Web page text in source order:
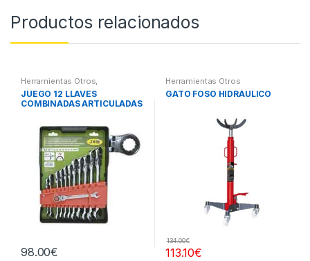
Productos relacionados
Herramientas Otros,
Herramientas De Mano
Herramientas De Mano
JUEGO 12 LLAVES
COMBINADAS ARTICULADAS
98.00€
Herramientas Otros
GATO FOSO HIDRÁULICO
113.10€
134.00€